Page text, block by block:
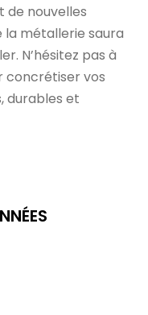
de nouvelles
la métallerie saura
N’hésitez pas à
concrétiser vos
durables et